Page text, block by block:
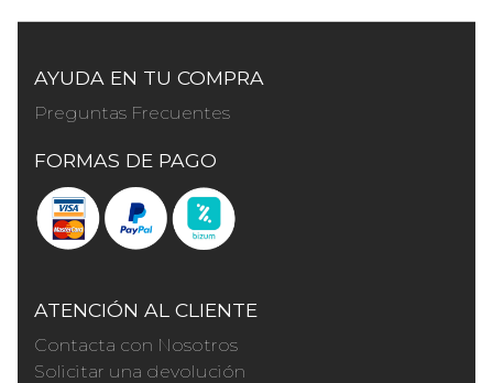
AYUDA EN TU COMPRA
Preguntas Frecuentes
FORMAS DE PAGO
ATENCIÓN AL CLIENTE
Contacta con Nosotros
Solicitar una devolución